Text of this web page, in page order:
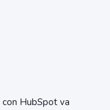
con HubSpot va